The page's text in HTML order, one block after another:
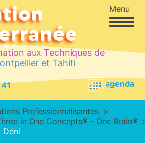
aux Techniques de
et Tahiti
Menu
41 agenda
Professionnalisantes
in One Concepts® - One Brain®
Déni